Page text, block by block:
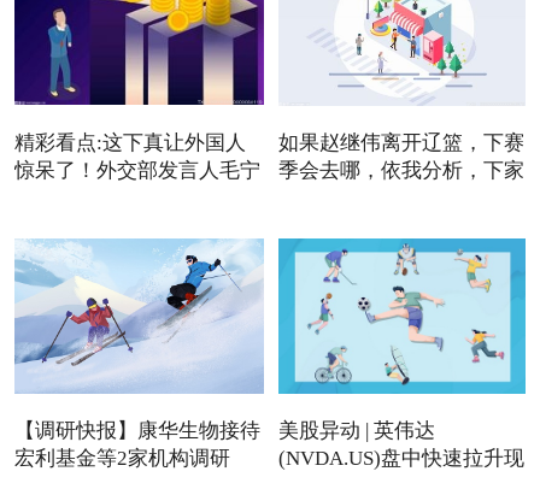
精彩看点:这下真让外国人
惊呆了！外交部发言人毛宁
如果赵继伟离开辽篮，下赛
季会去哪，依我分析，下家
【调研快报】康华生物接待
宏利基金等2家机构调研
美股异动 | 英伟达
(NVDA.US)盘中快速拉升现